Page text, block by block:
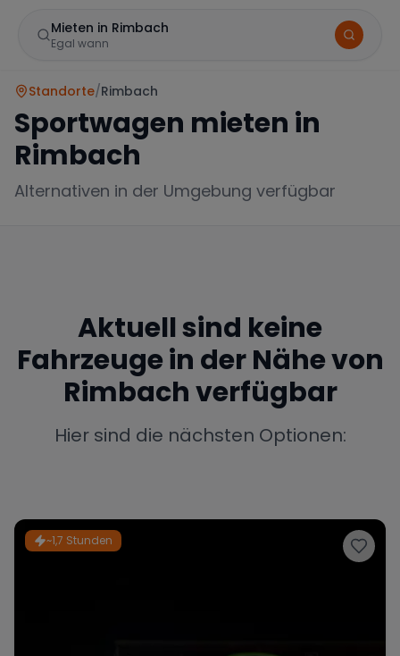
Mieten in Rimbach
Egal wann
Mercedes BMW Audi
Standorte/Rimbach
Sportwagen mieten in
Rimbach
Alternativen in der Umgebung verfügbar
Aktuell sind keine
Fahrzeuge in der Nähe von
Rimbachverfügbar
Hier sind die nächsten Optionen:
~1,7 Stunden